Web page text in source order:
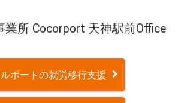
業所 Cocorport 天神駅前Office
ポートの就労移行支援